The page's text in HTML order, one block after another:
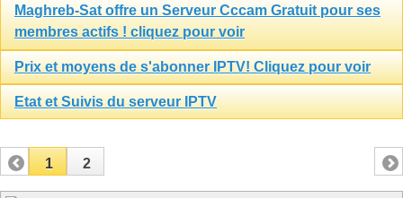
Maghreb-Sat offre un Serveur Cccam Gratuit pour ses
membres actifs ! cliquez pour voir
Prix et moyens de s'abonner IPTV! Cliquez pour voir
Etat et Suivis du serveur IPTV
1 2